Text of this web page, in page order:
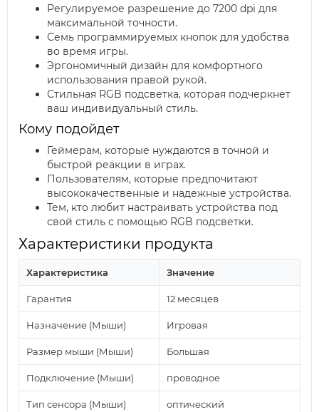
Регулируемое разрешение до 7200 dpi для
максимальной точности.
Семь программируемых кнопок для удобства
во время игры.
Эргономичный дизайн для комфортного
использования правой рукой.
Стильная RGB подсветка, которая подчеркнет
ваш индивидуальный стиль.
Кому подойдет
Геймерам, которые нуждаются в точной и
быстрой реакции в играх.
Пользователям, которые предпочитают
высококачественные и надежные устройства.
Тем, кто любит настраивать устройства под
свой стиль с помощью RGB подсветки.
Характеристики продукта
Характеристика Значение
Гарантия 12 месяцев
Назначение (Мыши) Игровая
Размер мыши (Мыши) Большая
Подключение (Мыши) проводное
Тип сенсора (Мыши) оптический